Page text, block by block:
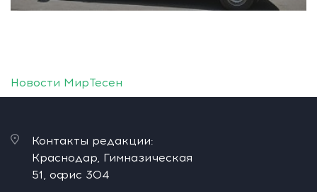
Новости МирТесен
Контакты редакции:
Краснодар, Гимназическая
51, офис 304